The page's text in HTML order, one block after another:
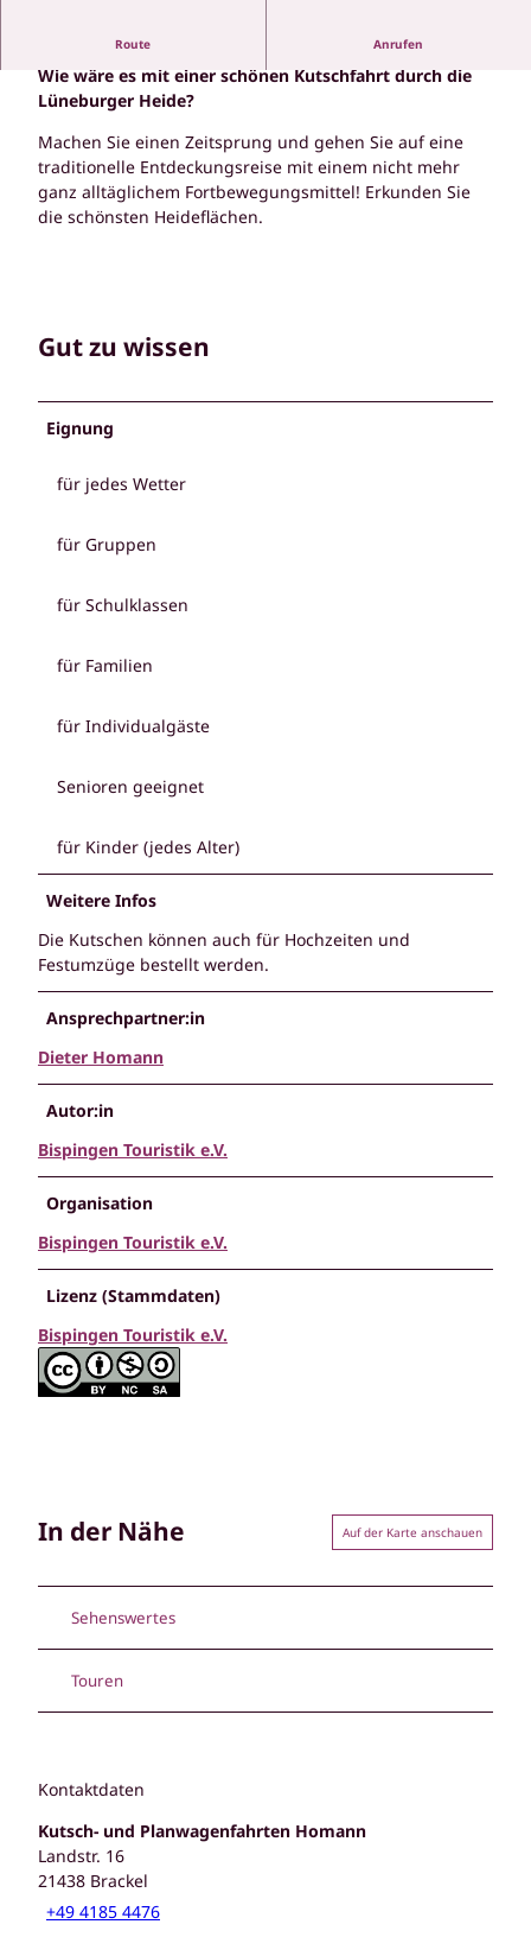
Route Anrufen
Kutsch- und Planwagenfahrten
Wie wäre es mit einer schönen Kutschfahrt durch die
Lüneburger Heide?
Machen Sie einen Zeitsprung und gehen Sie auf eine
traditionelle Entdeckungsreise mit einem nicht mehr
ganz alltäglichem Fortbewegungsmittel! Erkunden Sie
die schönsten Heideflächen.
Gut zu wissen
Eignung
für jedes Wetter
für Gruppen
für Schulklassen
für Familien
für Individualgäste
Senioren geeignet
für Kinder (jedes Alter)
Weitere Infos
Die Kutschen können auch für Hochzeiten und
Festumzüge bestellt werden.
Ansprechpartner:in
Dieter Homann
Autor:in
Bispingen Touristik e.V.
Organisation
Bispingen Touristik e.V.
Lizenz (Stammdaten)
Bispingen Touristik e.V.
In der Nähe Auf der Karte anschauen
Sehenswertes
Touren
Kontaktdaten
Kutsch- und Planwagenfahrten Homann
Landstr. 16
21438 Brackel
+49 4185 4476